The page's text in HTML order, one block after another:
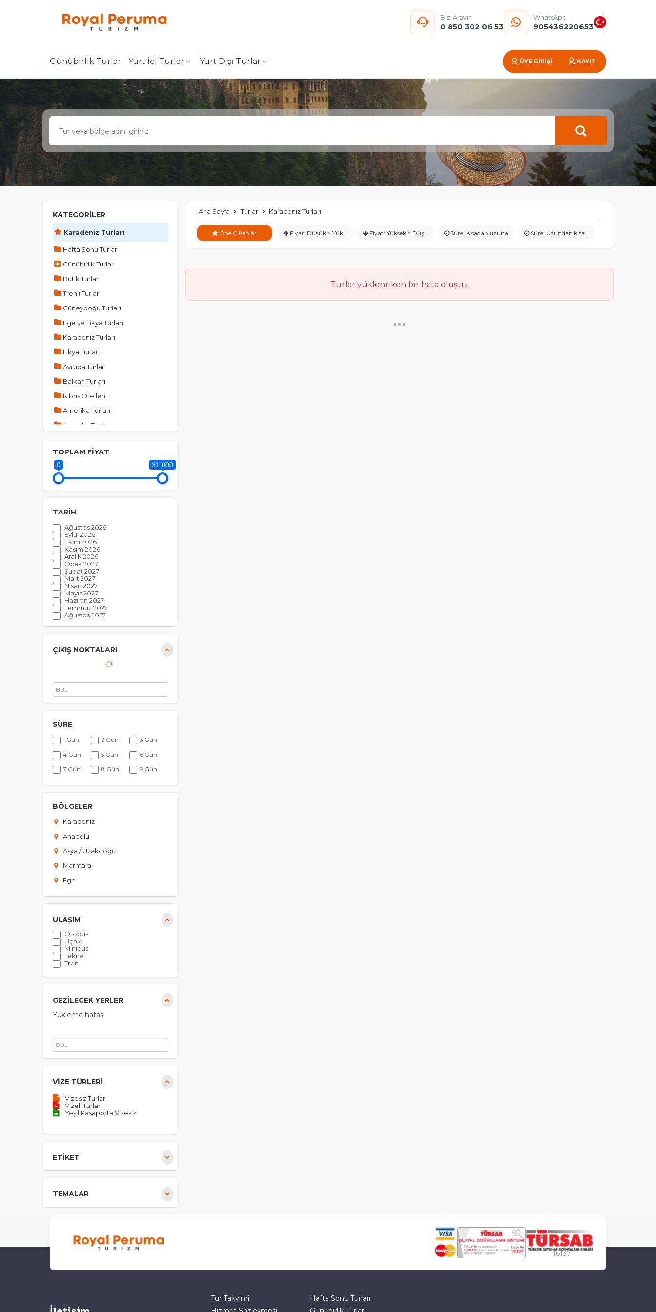
Bizi Arayın
0 850 302 06 53
WhatsApp
905436220653
Günübirlik Turlar Yurt İçi Turlar Yurt Dışı Turlar ÜYE GİRİŞİ KAYIT
KATEGORİLER
Karadeniz Turları
Hafta Sonu Turları
Günübirlik Turlar
Butik Turlar
Trenli Turlar
Güneydoğu Turları
Ege ve Likya Turları
Karadeniz Turları
Likya Turları
Avrupa Turları
Balkan Turları
Kıbrıs Otelleri
Amerika Turları
Amerika Turları
Benelüks Turları
Doğu Anadolu Turları
Gezici Ankara Şahin ile Turlar
İtalya Turları
Kayak Turları
Noel Pazarları Turları
Orta Avrupa Turları
Orta Doğu ve Afrika Turları
Rusya Turları
Tatil Turları
Uzak Doğu ve Asya Turları
TOPLAM FİYAT
0 31 000
TARİH
Ağustos 2026
Eylül 2026
Ekim 2026
Kasım 2026
Aralık 2026
Ocak 2027
Şubat 2027
Mart 2027
Nisan 2027
Mayıs 2027
Haziran 2027
Temmuz 2027
Ağustos 2027
ÇIKIŞ NOKTALARI
SÜRE
1 Gün 2 Gün
3 Gün
4 Gün
5 Gün
6 Gün
7 Gün
8 Gün
9 Gün
10 Gün
11 Gün
12 Gün
BÖLGELER
Karadeniz
Anadolu
Asya / Uzakdoğu
Marmara
Ege
ULAŞIM
Otobüs
Uçak
Minibüs
Tekne
Tren
GEZİLECEK YERLER
Yükleme hatası
VIZE TÜRLERI
Vizesiz Turlar
Vizeli Turlar
Yeşil Pasaporta Vizesiz
ETİKET
TEMALAR
Ana Sayfa Turlar Karadeniz Turları
Öne Çıkanlar Fiyat: Düşük > Yüksek Fiyat: Yüksek > Düşük Süre: Kısadan uzuna Süre: Uzundan kısaya
Turlar yüklenirken bir hata oluştu.
•••
16137
Tur Takvimi
Hafta Sonu Turları